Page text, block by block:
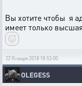
Вы хотите чтобы я
имеет только
22 Января 2018 18:53:00
OLEGESS